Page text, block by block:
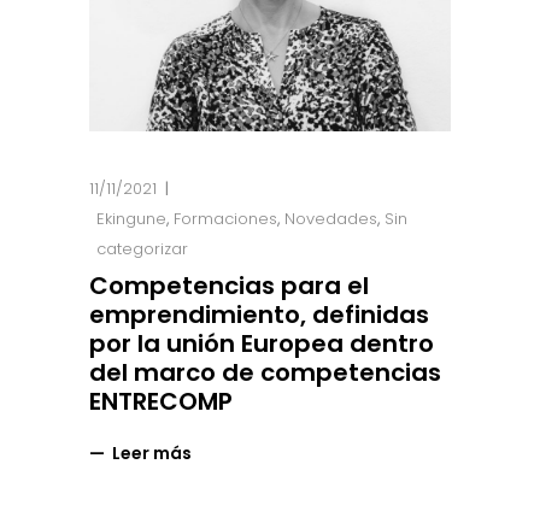
11/11/2021
Ekingune, Formaciones, Novedades, Sin
categorizar
Competencias para el
emprendimiento, definidas
por la unión Europea dentro
del marco de competencias
ENTRECOMP
Leer más